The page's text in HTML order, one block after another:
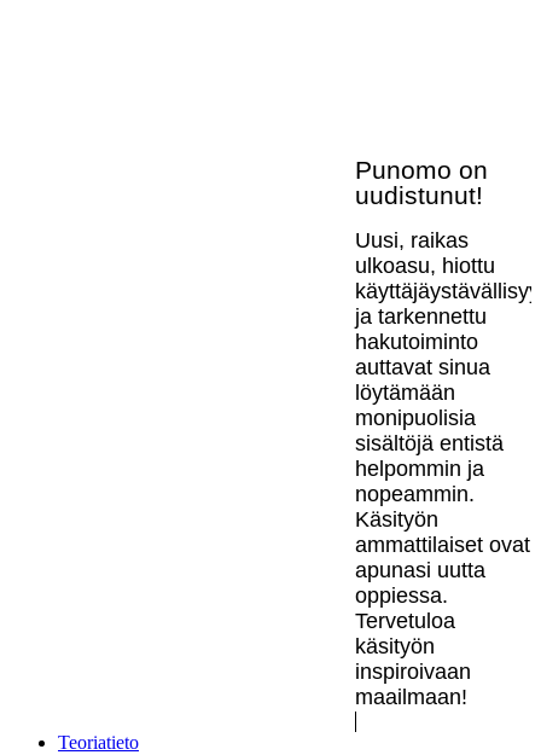
Punomo on
uudistunut!
Uusi, raikas
ulkoasu, hiottu
ja tarkennettu
hakutoiminto
auttavat sinua
löytämään
monipuolisia
sisältöjä entistä
helpommin ja
nopeammin.
Käsityön
ammattilaiset ovat
apunasi uutta
oppiessa.
Tervetuloa
käsityön
inspiroivaan
maailmaan!
Teoriatieto